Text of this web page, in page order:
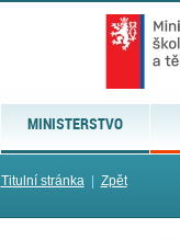
MINISTERSTVO
Titulní stránka| Zpět